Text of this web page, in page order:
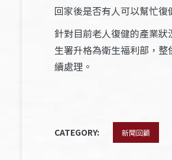
回家後是否有人可以幫忙
針對目前老人復健的產業
生署升格為衛生福利部，
續處理。
CATEGORY: 新聞回顧